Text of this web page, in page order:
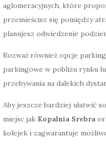
aglomeracyjnych, które
przemieścisz się pomiędzy
planujesz odwiedzenie
Rozważ również opcje
parkingowe w pobliżu rynku
przebywania na dalekich
Aby jeszcze bardziej ułatwić
miejsc jak Kopalnia Srebra
kolejek i zagwarantuje